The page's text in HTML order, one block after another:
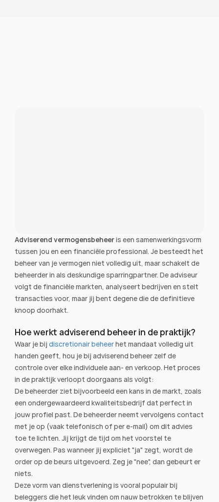
Adviserend vermogensbeheer is een samenwerkingsvorm
tussen jou en een financiële professional. Je besteedt het
beheer van je vermogen niet volledig uit, maar schakelt de
beheerder in als deskundige sparringpartner. De adviseur
volgt de financiële markten, analyseert bedrijven en stelt
transacties voor, maar jij bent degene die de definitieve
knoop doorhakt.
Hoe werkt adviserend beheer in de praktijk?
Waar je bij discretionair beheer het mandaat volledig uit
handen geeft, hou je bij adviserend beheer zelf de
controle over elke individuele aan- en verkoop. Het proces
in de praktijk verloopt doorgaans als volgt:
De beheerder ziet bijvoorbeeld een kans in de markt, zoals
een ondergewaardeerd kwaliteitsbedrijf dat perfect in
jouw profiel past. De beheerder neemt vervolgens contact
met je op (vaak telefonisch of per e-mail) om dit advies
toe te lichten. Jij krijgt de tijd om het voorstel te
overwegen. Pas wanneer jij expliciet "ja" zegt, wordt de
order op de beurs uitgevoerd. Zeg je "nee", dan gebeurt er
niets.
Deze vorm van dienstverlening is vooral populair bij
beleggers die het leuk vinden om nauw betrokken te blijven